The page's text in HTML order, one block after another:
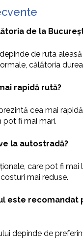
de la
de ruta
călătoria
rapidă rută?
cea mai
fi mai mari.
la autostradă?
care pot fi mai
mai reduse.
este recomandat
depinde de